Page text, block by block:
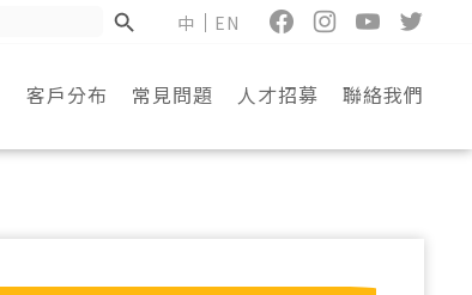
中 EN
客戶分布 常見問題 人才招募 聯絡我們